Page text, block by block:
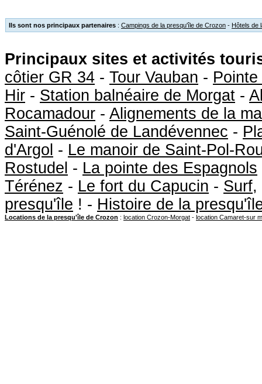
Ils sont nos principaux partenaires : Campings de la presqu'île de Crozon - Hôtels de
Principaux sites et activités
côtier GR 34 - Tour Vauban -
Hir - Station balnéaire de Morgat -
Rocamadour - Alignements de la
Saint-Guénolé de Landévennec -
d'Argol - Le manoir de Saint-Pol-
Rostudel - La pointe des Espagnols
Térénez - Le fort du Capucin - Surf,
presqu'île ! - Histoire de la
Locations de la presqu'île de Crozon : location Crozon-Morgat - location Camaret-sur